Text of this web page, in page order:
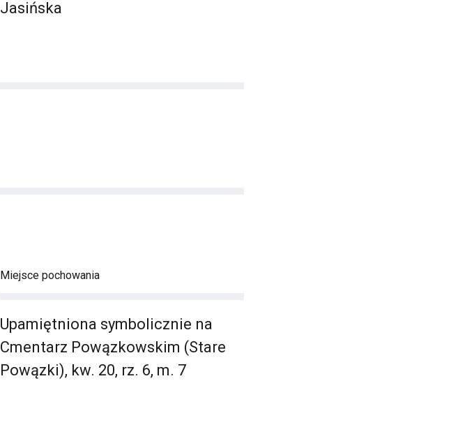
Jasińska
Miejsce pochowania
Upamiętniona symbolicznie na
Cmentarz Powązkowskim (Stare
Powązki), kw. 20, rz. 6, m. 7